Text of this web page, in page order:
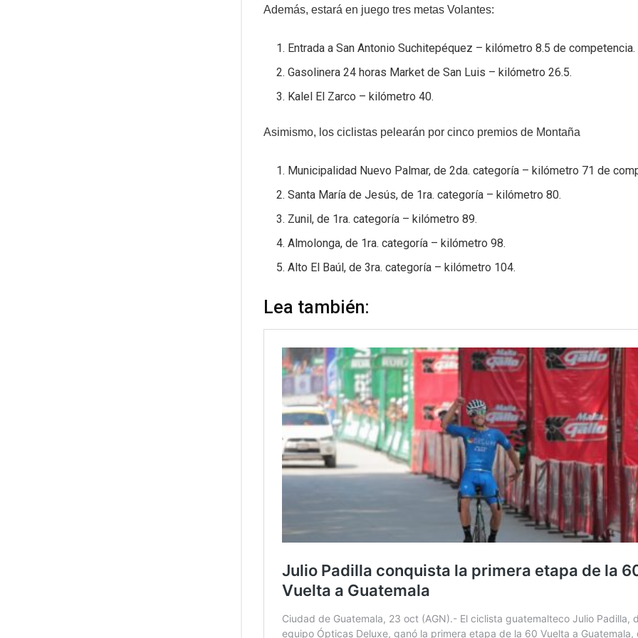
Además, estará en juego tres metas Volantes:
Entrada a San Antonio Suchitepéquez – kilómetro 8.5 de competencia.
Gasolinera 24 horas Market de San Luis – kilómetro 26.5.
Kalel El Zarco – kilómetro 40.
Asimismo, los ciclistas pelearán por cinco premios de Montaña
Municipalidad Nuevo Palmar, de 2da. categoría – kilómetro 71 de
Santa María de Jesús, de 1ra. categoría – kilómetro 80.
Zunil, de 1ra. categoría – kilómetro 89.
Almolonga, de 1ra. categoría – kilómetro 98.
Alto El Baúl, de 3ra. categoría – kilómetro 104.
Lea también: